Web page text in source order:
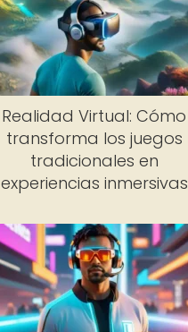
Realidad Virtual: Cómo
transforma los juegos
tradicionales en
experiencias inmersivas